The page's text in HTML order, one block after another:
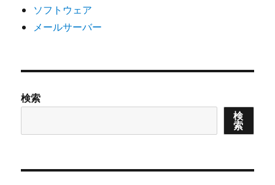
ソフトウェア
メールサーバー
検索
検
索